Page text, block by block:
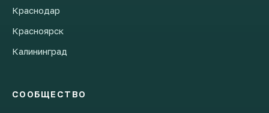
Краснодар
Красноярск
Калининград
СООБЩЕСТВО